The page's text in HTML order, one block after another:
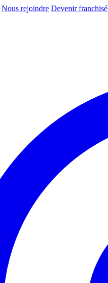
Nous rejoindre Devenir franchisé